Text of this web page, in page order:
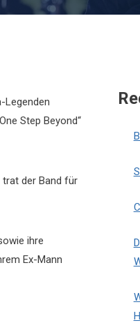
Legenden
Step Beyond“
trat der Band für
ihre
Ex-Mann